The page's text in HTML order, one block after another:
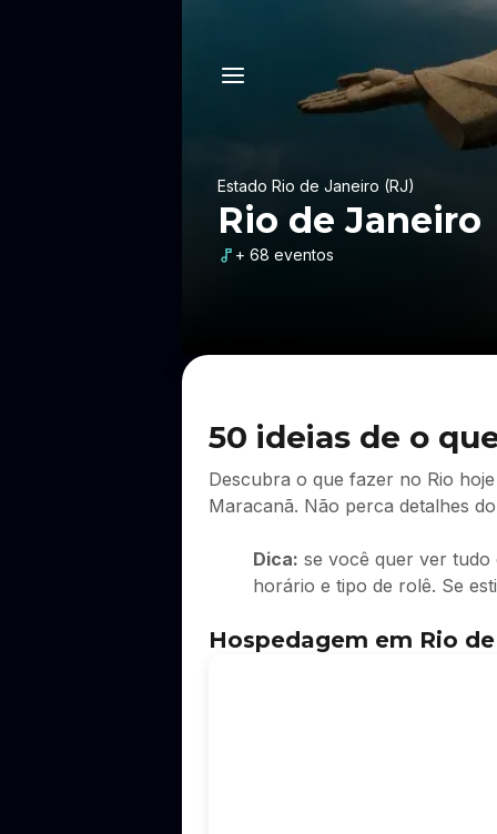
Estado Rio de Janeiro (RJ)
Rio de Janeiro
+ 68 eventos
50 ideias de o
Descubra o que fazer no Rio
Maracanã. Não perca detalhes
Dica: se você quer ver
horário e tipo de rolê. Se
Hospedagem em Rio